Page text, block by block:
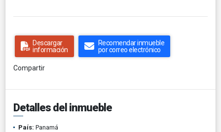
Descargar
información
Recomendar inmueble
por correo electrónico
Compartir
Detalles del inmueble
País: Panamá